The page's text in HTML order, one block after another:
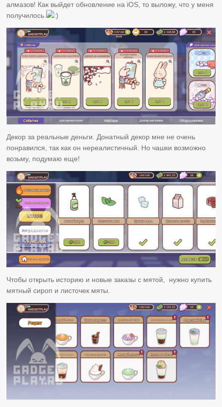
алмазов! Как выйдет обновление на iOS, то выложу, что у меня
получилось
Декор за реальные деньги. Донатный декор мне не очень
понравился, так как он нереалистичный. Но чашки возможно
возьму, подумаю еще!
Чтобы открыть историю и новые заказы с мятой, нужно купить
мятный сироп и листочек мяты.